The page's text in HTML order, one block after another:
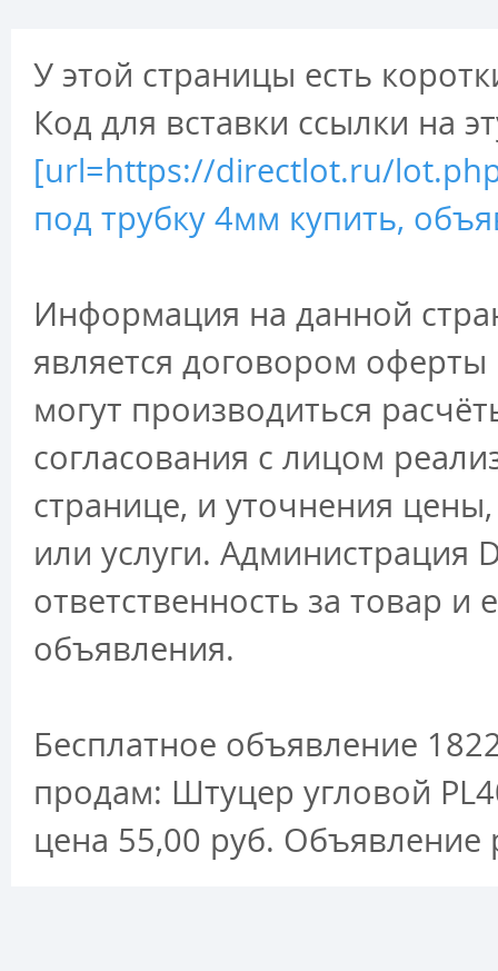
У этой страницы есть
Код для вставки ссылки на
[url=https://directlot.ru/
под трубку 4мм купить,
Информация на данной
является договором
могут производиться
согласования с лицом
странице, и уточнения
или услуги. Администрация
ответственность за товар и
объявления.
Бесплатное объявление
продам: Штуцер угловой
цена 55,00 руб.